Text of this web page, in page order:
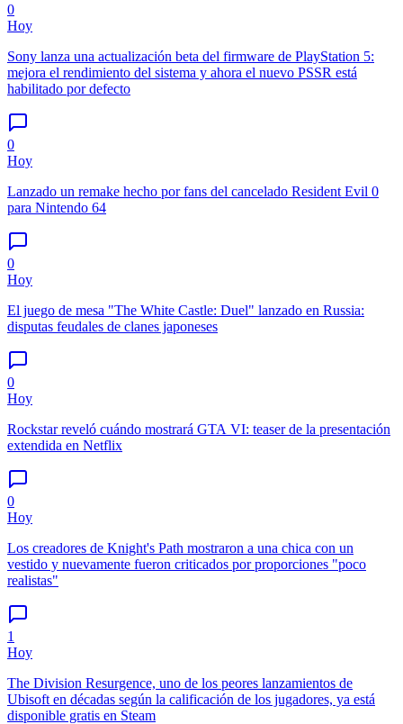
0
Hoy
Sony lanza una actualización beta del firmware de PlayStation 5:
mejora el rendimiento del sistema y ahora el nuevo PSSR está
habilitado por defecto
0
Hoy
Lanzado un remake hecho por fans del cancelado Resident Evil 0
para Nintendo 64
0
Hoy
El juego de mesa "The White Castle: Duel" lanzado en Russia:
disputas feudales de clanes japoneses
0
Hoy
Rockstar reveló cuándo mostrará GTA VI: teaser de la presentación
extendida en Netflix
0
Hoy
Los creadores de Knight's Path mostraron a una chica con un
vestido y nuevamente fueron criticados por proporciones "poco
realistas"
1
Hoy
The Division Resurgence, uno de los peores lanzamientos de
Ubisoft en décadas según la calificación de los jugadores, ya está
disponible gratis en Steam